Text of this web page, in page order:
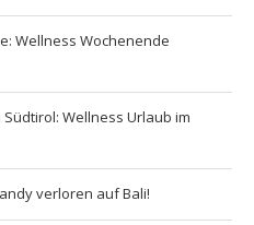
Wellness Wochenende
Wellness Urlaub im
verloren auf Bali!